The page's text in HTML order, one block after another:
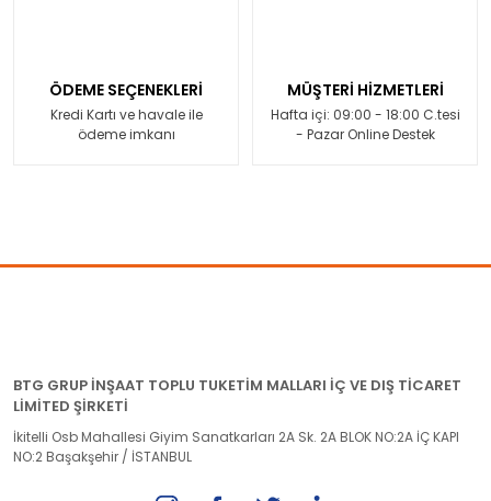
ÖDEME SEÇENEKLERİ
Kredi Kartı ve havale ile
ödeme imkanı
MÜŞTERİ HİZMETLERİ
Hafta içi: 09:00 - 18:00 C.tesi
- Pazar Online Destek
BTG GRUP İNŞAAT TOPLU TUKETİM MALLARI İÇ VE DIŞ TİCARET
LİMİTED ŞİRKETİ
İkitelli Osb Mahallesi Giyim Sanatkarları 2A Sk. 2A BLOK NO:2A İÇ KAPI
NO:2 Başakşehir / İSTANBUL